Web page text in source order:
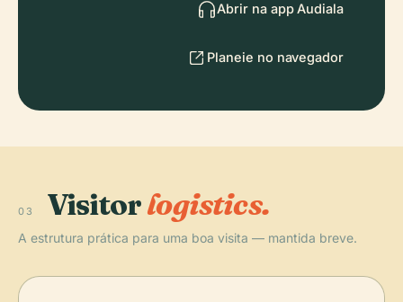
Abrir na app Audiala
Planeie no navegador
03 Visitorlogistics.
A estrutura prática para uma boa visita — mantida breve.